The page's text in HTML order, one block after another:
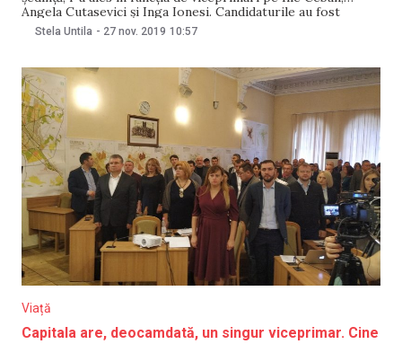
Angela Cutasevici și Inga Ionesi. Candidaturile au fost
propuse de edilul Ion Ceban, însă nu au fost aprobate de
consilieri, în ședința de săptămâna trecută. Cei trei candidați
Stela Untila - 27 nov. 2019 10:57
Viață
Capitala are, deocamdată, un singur viceprimar. Cine